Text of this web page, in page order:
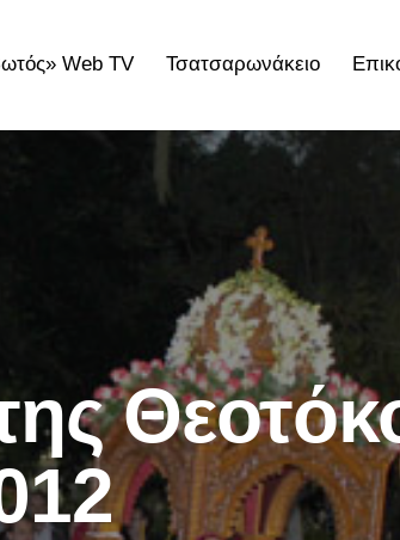
Web TV Τσατσαρωνάκειο